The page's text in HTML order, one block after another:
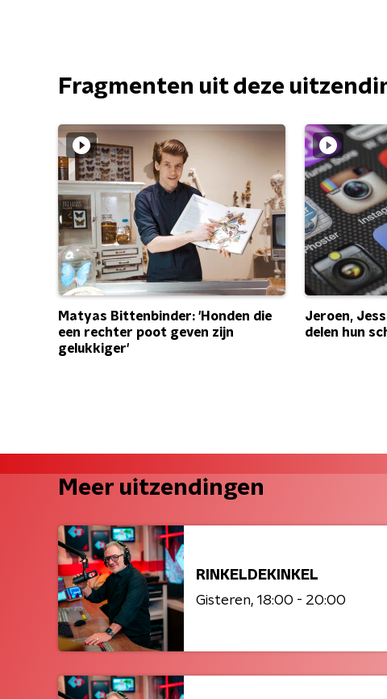
Fragmenten uit deze
Matyas Bittenbinder: 'Honden die
een rechter poot geven zijn
gelukkiger'
Jeroen,
delen hun
Meer uitzendingen
RINKELDEKINKEL
Gisteren 18:00 - 20:00